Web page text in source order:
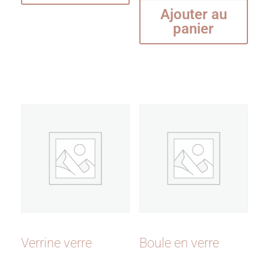
Ajouter au
panier
Verrine verre Boule en verre